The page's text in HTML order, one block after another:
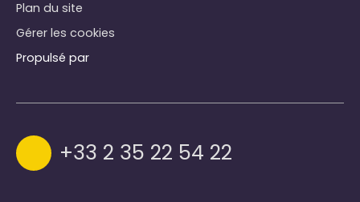
Plan du site
Gérer les cookies
Propulsé par
+33 2 35 22 54 22